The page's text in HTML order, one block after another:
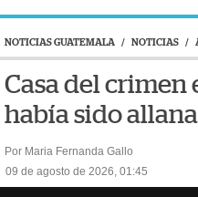
NOTICIAS GUATEMALA / NOTICIAS /
Casa del crimen
había sido
Por Maria Fernanda Gallo
09 de agosto de 2026, 01:45